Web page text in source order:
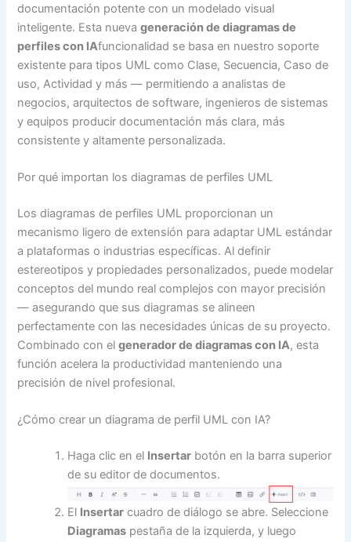
documentación potente con un modelado visual
inteligente. Esta nuevageneración de diagramas de
perfiles con IAfuncionalidad se basa en nuestro soporte
existente para tipos UML como Clase, Secuencia, Caso de
uso, Actividad y más — permitiendo a analistas de
negocios, arquitectos de software, ingenieros de sistemas
y equipos producir documentación más clara, más
consistente y altamente personalizada.
Por qué importan los diagramas de perfiles UML
Los diagramas de perfiles UML proporcionan un
mecanismo ligero de extensión para adaptar UML estándar
a plataformas o industrias específicas. Al definir
estereotipos y propiedades personalizados, puede modelar
conceptos del mundo real complejos con mayor precisión
— asegurando que sus diagramas se alineen
perfectamente con las necesidades únicas de su proyecto.
Combinado con elgenerador de diagramas con IA, esta
función acelera la productividad manteniendo una
precisión de nivel profesional.
¿Cómo crear un diagrama de perfil UML con IA?
Haga clic en el Insertar botón en la barra superior
de su editor de documentos.
El Insertar cuadro de diálogo se abre. Seleccione
Diagramas pestaña de la izquierda, y luego